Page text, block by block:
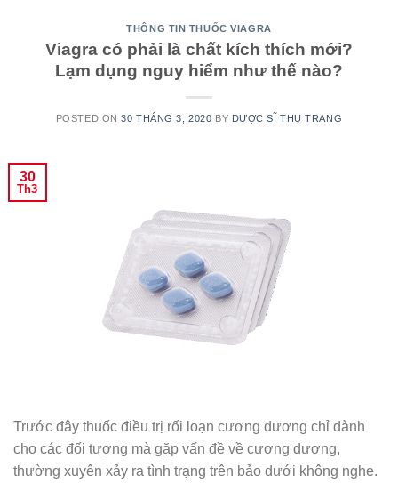
THÔNG TIN THUỐC VIAGRA
Viagra có phải là chất kích thích mới?
Lạm dụng nguy hiểm như thế nào?
POSTED ON30 THÁNG 3, 2020 BY DƯỢC SĨ THU TRANG
30
Th3
Trước đây thuốc điều trị rối loạn cương dương chỉ dành
cho các đối tượng mà gặp vấn đề về cương dương,
thường xuyên xảy ra tình trạng trên bảo dưới không nghe.